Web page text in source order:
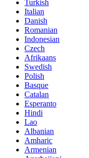
Turkish
Italian
Danish
Romanian
Indonesian
Czech
Afrikaans
Swedish
Polish
Basque
Catalan
Esperanto
Hindi
Lao
Albanian
Amharic
Armenian